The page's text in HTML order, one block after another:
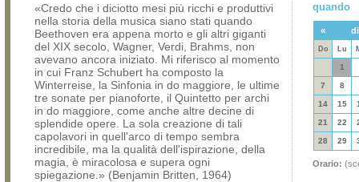
«Credo che i diciotto mesi più ricchi e produttivi
nella storia della musica siano stati quando
Beethoven era appena morto e gli altri giganti
del XIX secolo, Wagner, Verdi, Brahms, non
avevano ancora iniziato. Mi riferisco al momento
in cui Franz Schubert ha composto la
Winterreise, la Sinfonia in do maggiore, le ultime
tre sonate per pianoforte, il Quintetto per archi
in do maggiore, come anche altre decine di
splendide opere. La sola creazione di tali
capolavori in quell'arco di tempo sembra
incredibile, ma la qualità dell'ispirazione, della
magia, è miracolosa e supera ogni
spiegazione.» (Benjamin Britten, 1964)
quando
«
Do Lu
1
7 8
14 15
21 22
28 29
Orario: